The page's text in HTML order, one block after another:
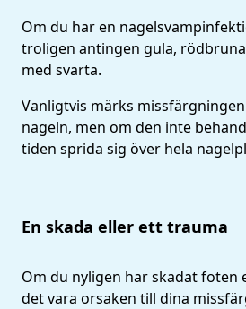
Om du har en
troligen antingen gula,
med svarta.
Vanligtvis märks
nageln, men om den inte
tiden sprida sig över hela
En skada eller ett trauma
Om du nyligen har skadat foten
det vara orsaken till dina